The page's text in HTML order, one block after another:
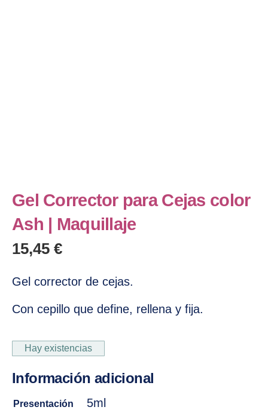
Gel Corrector para Cejas color
Ash | Maquillaje
15,45 €
Gel corrector de cejas.
Con cepillo que define, rellena y fija.
Hay existencias
Información adicional
Presentación 5ml